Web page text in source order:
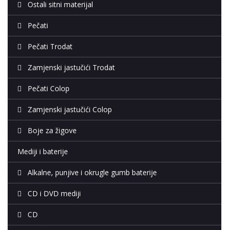
Ostali sitni materijal
Pečati
Pečati Trodat
Zamjenski jastučići Trodat
Pečati Colop
Zamjenski jastučići Colop
Boje za žigove
Mediji i baterije
Alkalne, punjive i okrugle gumb baterije
CD i DVD mediji
CD